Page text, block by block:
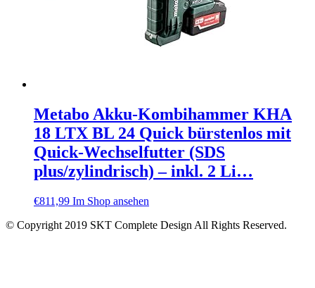
Metabo Akku-Kombihammer KHA
18 LTX BL 24 Quick bürstenlos mit
Quick-Wechselfutter (SDS
plus/zylindrisch) – inkl. 2 Li…
€811,99 Im Shop ansehen
© Copyright 2019 SKT Complete Design All Rights Reserved.